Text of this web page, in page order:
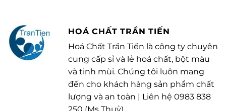
HOÁ CHẤT TRẦN TIẾN
Hoá Chất Trần Tiến là công ty chuyên
cung cấp sỉ và lẻ hoá chất, bột màu
và tinh mùi. Chúng tôi luôn mang
đến cho khách hàng sản phẩm chất
lượng và an toàn | Liên hệ 0983 838